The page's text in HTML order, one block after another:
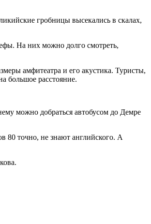
гробницы высекались в скалах,
На них можно долго смотреть,
амфитеатра и его акустика. Туристы,
большое расстояние.
можно добраться автобусом до Демре
80 точно, не знают английского. А